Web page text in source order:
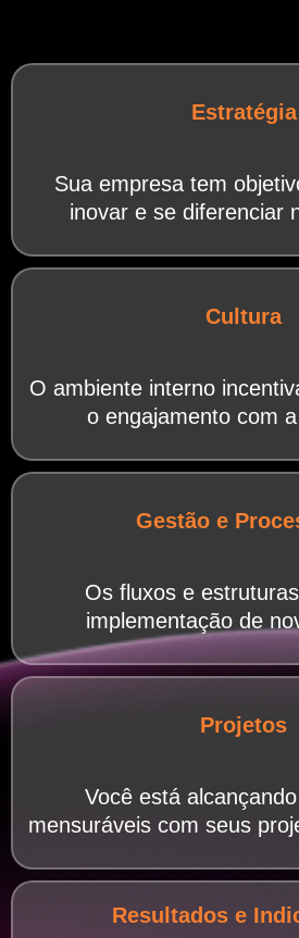
Estratégia
Sua empresa tem
inovar e se diferenciar
Cultura
O ambiente interno
o engajamento com
Gestão e
Os fluxos e
implementação de
Projetos
Você está
mensuráveis com seus
Resultados e